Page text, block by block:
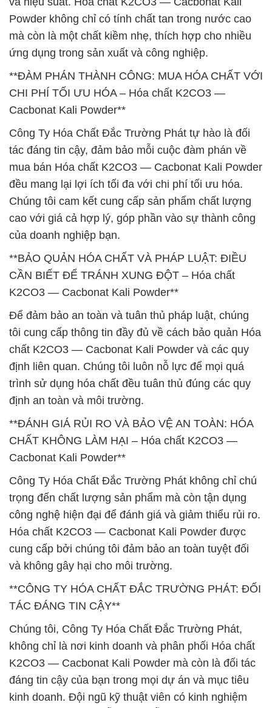
Powder không chỉ có tính chất tan trong nước cao
mà còn là một chất kiềm nhẹ, thích hợp cho nhiều
ứng dụng trong sản xuất và công nghiệp.
**ĐÀM PHÁN THÀNH CÔNG: MUA HÓA CHẤT VỚI
CHI PHÍ TỐI ƯU HÓA – Hóa chất K2CO3 —
Cacbonat Kali Powder**
Công Ty Hóa Chất Đắc Trường Phát tự hào là đối
tác đáng tin cậy, đảm bảo mỗi cuộc đàm phán về
mua bán Hóa chất K2CO3 — Cacbonat Kali Powder
đều mang lại lợi ích tối đa với chi phí tối ưu hóa.
Chúng tôi cam kết cung cấp sản phẩm chất lượng
cao với giá cả hợp lý, góp phần vào sự thành công
của doanh nghiệp bạn.
**BẢO QUẢN HÓA CHẤT VÀ PHÁP LUẬT: ĐIỀU
CẦN BIẾT ĐỂ TRÁNH XUNG ĐỘT – Hóa chất
K2CO3 — Cacbonat Kali Powder**
Để đảm bảo an toàn và tuân thủ pháp luật, chúng
tôi cung cấp thông tin đầy đủ về cách bảo quản Hóa
chất K2CO3 — Cacbonat Kali Powder và các quy
định liên quan. Chúng tôi luôn nỗ lực để mọi quá
trình sử dụng hóa chất đều tuân thủ đúng các quy
định an toàn và môi trường.
**ĐÁNH GIÁ RỦI RO VÀ BẢO VỆ AN TOÀN: HÓA
CHẤT KHÔNG LÀM HẠI – Hóa chất K2CO3 —
Cacbonat Kali Powder**
Công Ty Hóa Chất Đắc Trường Phát không chỉ chú
trọng đến chất lượng sản phẩm mà còn tận dụng
công nghệ hiện đại để đánh giá và giảm thiểu rủi ro.
Hóa chất K2CO3 — Cacbonat Kali Powder được
cung cấp bởi chúng tôi đảm bảo an toàn tuyệt đối
và không gây hại cho môi trường.
**CÔNG TY HÓA CHẤT ĐẮC TRƯỜNG PHÁT: ĐỐI
TÁC ĐÁNG TIN CẬY**
Chúng tôi, Công Ty Hóa Chất Đắc Trường Phát,
không chỉ là nơi kinh doanh và phân phối Hóa chất
K2CO3 — Cacbonat Kali Powder mà còn là đối tác
đáng tin cậy của bạn trong mọi dự án và mục tiêu
kinh doanh. Đội ngũ kỹ thuật viên có kinh nghiệm